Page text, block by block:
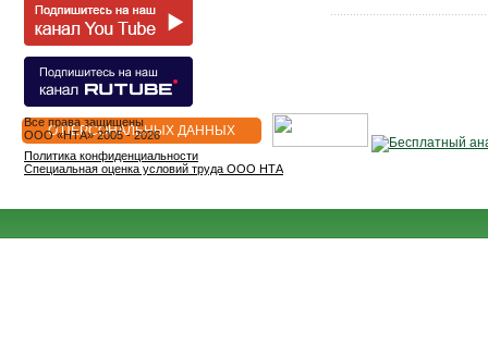
О ПЕРСОНАЛЬНЫХ ДАННЫХ
Все права защищены
OOO «НТА» 2005 - 2026
Политика конфиденциальности
Специальная оценка условий труда ООО НТА